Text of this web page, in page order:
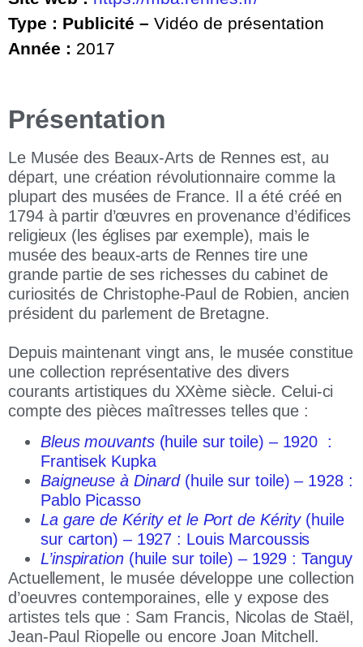
Type : Publicité – Vidéo de présentation
Année : 2017
Présentation
Le Musée des Beaux-Arts de Rennes est, au
départ, une création révolutionnaire comme la
plupart des musées de France. Il a été créé en
1794 à partir d’œuvres en provenance d’édifices
religieux (les églises par exemple), mais le
musée des beaux-arts de Rennes tire une
grande partie de ses richesses du cabinet de
curiosités de Christophe-Paul de Robien, ancien
président du parlement de Bretagne.
Depuis maintenant vingt ans, le musée constitue
une collection représentative des divers
courants artistiques du XXème siècle. Celui-ci
compte des pièces maîtresses telles que :
Bleus mouvants(huile sur toile) – 1920 :
Frantisek Kupka
Baigneuse à Dinard(huile sur toile) – 1928 :
Pablo Picasso
La gare de Kérity et le Port de Kérity(huile
sur carton) – 1927 : Louis Marcoussis
L’inspiration(huile sur toile) – 1929 : Tanguy
Actuellement, le musée développe une collection
d’oeuvres contemporaines, elle y expose des
artistes tels que : Sam Francis, Nicolas de Staël,
Jean-Paul Riopelle ou encore Joan Mitchell.